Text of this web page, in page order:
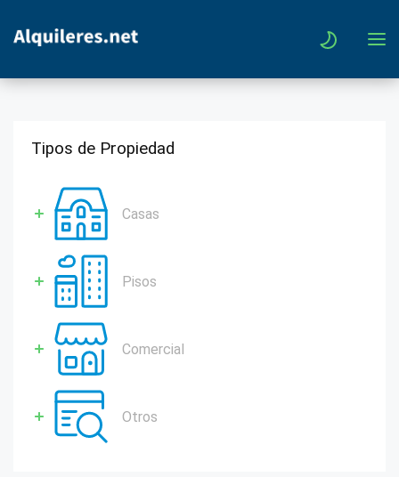
Tipos de Propiedad
Casas
Pisos
Comercial
Otros